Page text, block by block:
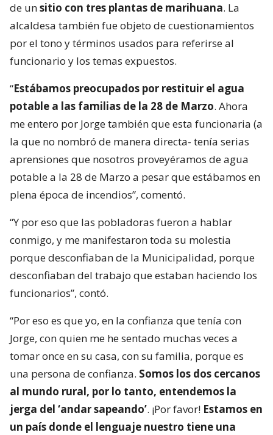
de unsitio con tres plantas de marihuana. La
alcaldesa también fue objeto de cuestionamientos
por el tono y términos usados para referirse al
funcionario y los temas expuestos.
“Estábamos preocupados por restituir el agua
potable a las familias de la 28 de Marzo. Ahora
me entero por Jorge también que esta funcionaria (a
la que no nombró de manera directa- tenía serias
aprensiones que nosotros proveyéramos de agua
potable a la 28 de Marzo a pesar que estábamos en
plena época de incendios”, comentó.
“Y por eso que las pobladoras fueron a hablar
conmigo, y me manifestaron toda su molestia
porque desconfiaban de la Municipalidad, porque
desconfiaban del trabajo que estaban haciendo los
funcionarios”, contó.
“Por eso es que yo, en la confianza que tenía con
Jorge, con quien me he sentado muchas veces a
tomar once en su casa, con su familia, porque es
una persona de confianza. Somos los dos cercanos
al mundo rural, por lo tanto, entendemos la
jerga del ‘andar sapeando’. ¡Por favor! Estamos en
un país donde el lenguaje nuestro tiene una